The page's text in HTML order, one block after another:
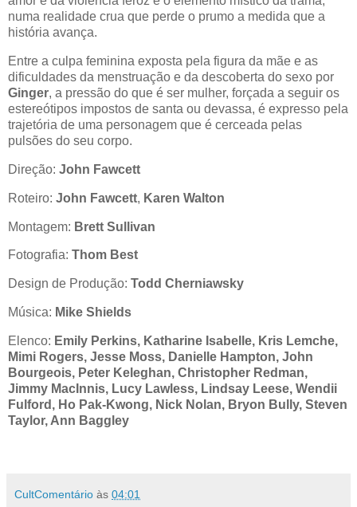
numa realidade crua que perde o prumo a medida que a
história avança.
Entre a culpa feminina exposta pela figura da mãe e as
dificuldades da menstruação e da descoberta do sexo por
Ginger, a pressão do que é ser mulher, forçada a seguir os
estereótipos impostos de santa ou devassa, é expresso pela
trajetória de uma personagem que é cerceada pelas
pulsões do seu corpo.
Direção: John Fawcett
Roteiro: John Fawcett, Karen Walton
Montagem: Brett Sullivan
Fotografia: Thom Best
Design de Produção: Todd Cherniawsky
Música: Mike Shields
Elenco: Emily Perkins, Katharine Isabelle, Kris Lemche,
Mimi Rogers, Jesse Moss, Danielle Hampton, John
Bourgeois, Peter Keleghan, Christopher Redman,
Jimmy MacInnis, Lucy Lawless, Lindsay Leese, Wendii
Fulford, Ho Pak-Kwong, Nick Nolan, Bryon Bully, Steven
Taylor, Ann Baggley
CultComentário às 04:01